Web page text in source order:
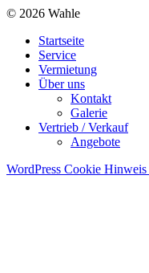
© 2026 Wahle
Startseite
Service
Vermietung
Über uns
Kontakt
Galerie
Vertrieb / Verkauf
Angebote
WordPress Cookie